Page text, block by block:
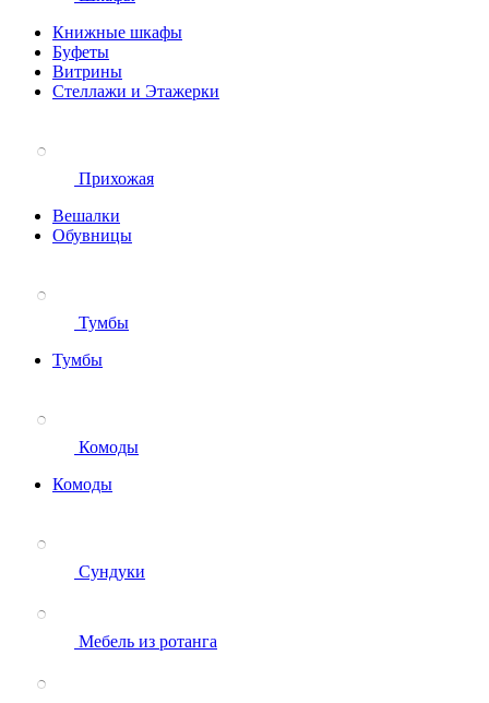
Книжные шкафы
Буфеты
Витрины
Стеллажи и Этажерки
Прихожая
Вешалки
Обувницы
Тумбы
Тумбы
Комоды
Комоды
Сундуки
Мебель из ротанга